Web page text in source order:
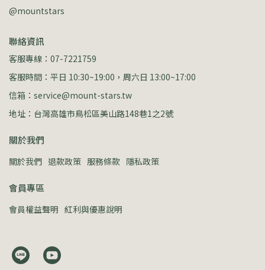
@mountstars
聯絡資訊
客服專線：07-7221759
客服時間：平日 10:30~19:00，周六日 13:00~17:00
信箱：service@mount-stars.tw
地址：台灣高雄市鳥松區美山路148巷1之2號
關於我們
關於我們 退款政策 服務條款 隱私政策
會員專區
會員權益聲明 紅利與優惠說明